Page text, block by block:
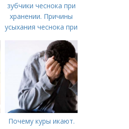
зубчики чеснока при
хранении. Причины
усыхания чеснока при
Почему куры икают.